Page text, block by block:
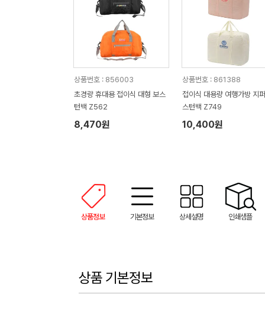
상품번호 : 856003
초경량 휴대용 접이식 대형 보스
턴백 Z562
8,470원
상품번호 : 861388
접이식 대용량 여행가방 지
스턴백 Z749
10,400원
상품정보 기본정보 상세설명 인쇄샘플
상품 기본정보